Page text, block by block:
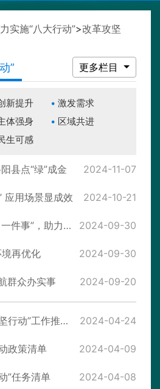
实施“八大行动”>改革攻坚
” 更多栏目
新提升
激发需求
体强身
区域共进
生可感
县点“绿”成金 2024-11-07
应用场景显成效 2024-10-21
水电气网联合报装“ 一件事”，助力政务服务“加速度” 2024-09-30
境再优化 2024-09-30
群众办实事 2024-09-20
岳阳县召开“改革攻坚行动”工作推进会 2024-04-24
政策清单 2024-04-09
”任务清单 2024-04-08